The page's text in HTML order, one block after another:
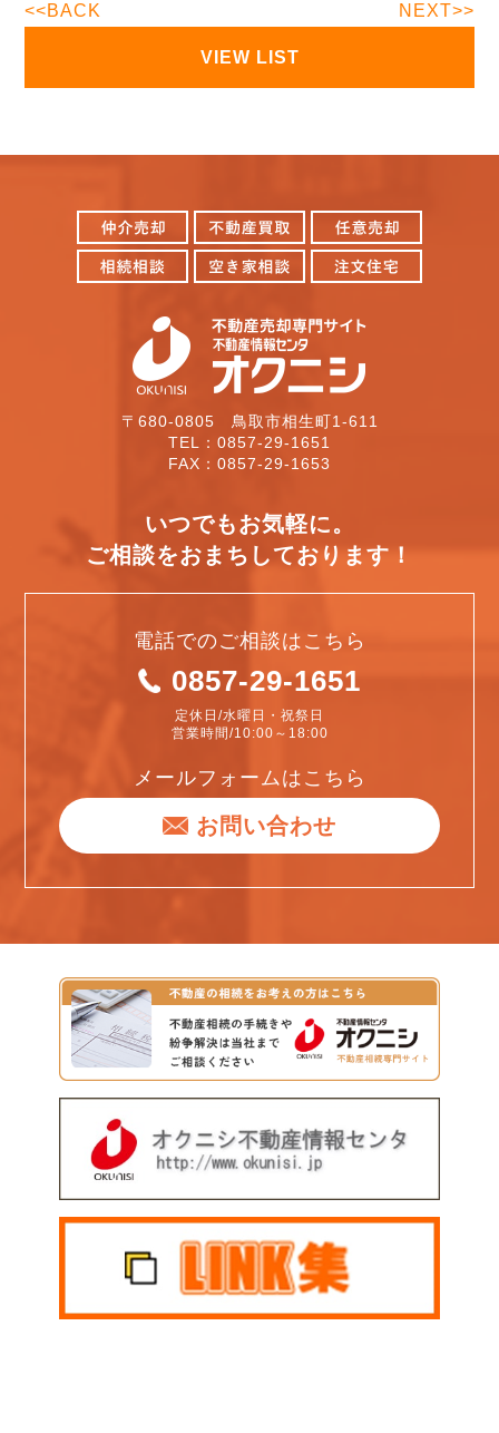
<<BACK NEXT>>
VIEW LIST
〒680-0805 鳥取市相生町1-611
TEL：0857-29-1651
FAX：0857-29-1653
いつでもお気軽に。
ご相談をおまちしております！
電話でのご相談はこちら
0857-29-1651
定休日/水曜日・祝祭日
営業時間/10:00～18:00
メールフォームはこちら
お問い合わせ